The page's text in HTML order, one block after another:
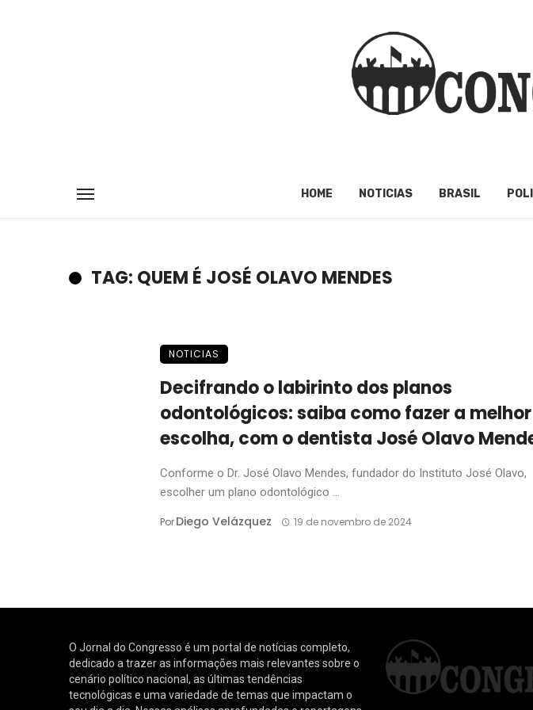
HOME NOTICIAS BRASIL
TAG: QUEM É JOSÉ OLAVO MENDES
NOTICIAS
Decifrando o labirinto dos planos
odontológicos: saiba como fazer a melhor
escolha, com o dentista José Olavo
Conforme o Dr. José Olavo Mendes, fundador do Instituto José Olavo,
escolher um plano odontológico ...
PorDiego Velázquez 19 de novembro de 2024
O Jornal do Congresso é um portal de notícias completo,
dedicado a trazer as informações mais relevantes sobre o
cenário político nacional, as últimas tendências
tecnológicas e uma variedade de temas que impactam o